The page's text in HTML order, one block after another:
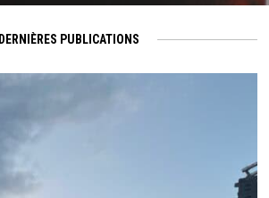
DERNIÈRES PUBLICATIONS